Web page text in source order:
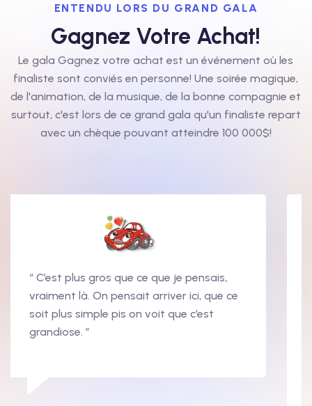
ENTENDU LORS DU GRAND GALA
Gagnez Votre Achat!
Le gala Gagnez votre achat est un événement où les
finaliste sont conviés en personne! Une soirée magique,
de l'animation, de la musique, de la bonne compagnie et
surtout, c'est lors de ce grand gala qu'un finaliste repart
avec un chèque pouvant atteindre 100 000$!
“ C’est plus gros que ce que je pensais,
vraiment là. On pensait arriver ici, que ce
soit plus simple pis on voit que c’est
grandiose. ”